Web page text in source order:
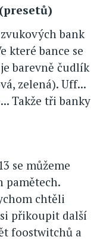
bank
které bance se
barevně čudlík
zelená). Uff...
Takže tři banky
se můžeme
pamětech.
chtěli
přikoupit další
foostwitchů a